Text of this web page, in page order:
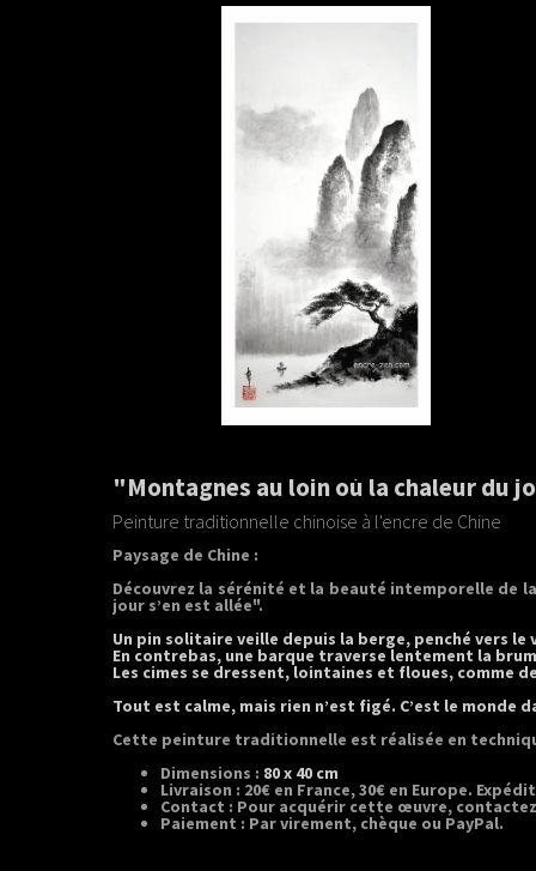
"Montagnes au loin où la chaleur du
Peinture traditionnelle chinoise à l'encre de Chine
Paysage de Chine :
Découvrez la sérénité et la beauté intemporelle de
jour s’en est allée".
Un pin solitaire veille depuis la berge, penché vers le
En contrebas, une barque traverse lentement la
Les cimes se dressent, lointaines et floues, comme
Tout est calme, mais rien n’est figé. C’est le monde
Cette peinture traditionnelle est réalisée en
Dimensions : 80 x 40 cm
Livraison : 20€ en France, 30€ en Europe.
Contact : Pour acquérir cette œuvre, contactez
Paiement : Par virement, chèque ou PayPal.